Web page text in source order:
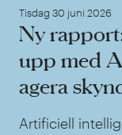
Tisdag 30 juni 2026
Ny
upp med
agera
Artificiell